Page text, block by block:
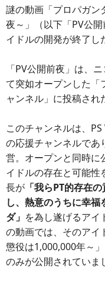
謎の動画「プロパガン
夜～」（以下「PV公
イドルの開発が終了し
「PV公開前夜」は、
て突如オープンした「
ャンネル」に投稿され
このチャンネルは、
の応援チャンネルであ
営。オープンと同時に
イドルの存在と可能性
長が 「我らPT的存在
し、熱意のうちに幸
ダ」 を為し遂げるアイ
の動画では、そのアイ
懲役は1,000,000年～
のみが公開されていま